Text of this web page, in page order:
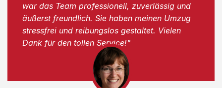
war das Team professionell, zuverlässig und
äußerst freundlich. Sie haben meinen Umzug
stressfrei und reibungslos gestaltet. Vielen
Dank für den tollen Service!"